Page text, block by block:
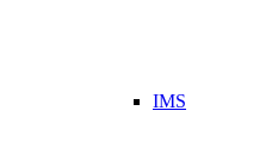
IMS